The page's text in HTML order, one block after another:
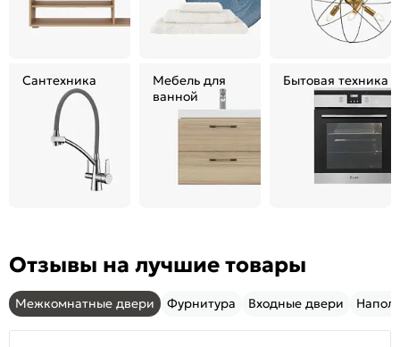
Сантехника
Мебель для
ванной
Бытовая техника
Отзывы на лучшие товары
Межкомнатные двери Фурнитура Входные двери